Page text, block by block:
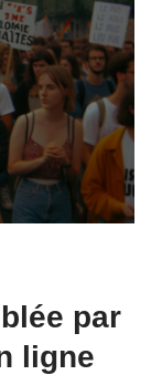
par
ligne